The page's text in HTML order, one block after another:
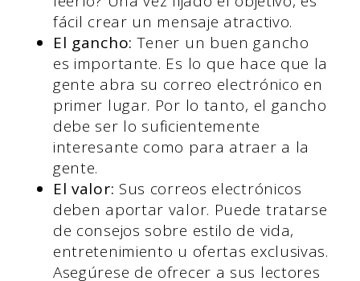
fácil crear un mensaje atractivo.
El gancho:Tener un buen gancho
es importante. Es lo que hace que la
gente abra su correo electrónico en
primer lugar. Por lo tanto, el gancho
debe ser lo suficientemente
interesante como para atraer a la
gente.
El valor: Sus correos electrónicos
deben aportar valor. Puede tratarse
de consejos sobre estilo de vida,
entretenimiento u ofertas exclusivas.
Asegúrese de ofrecer a sus lectores